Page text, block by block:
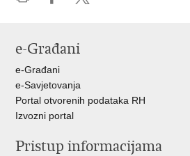
Facebooku
X-
e-Građani
e-Građani
e-Savjetovanja
Portal otvorenih podataka RH
Izvozni portal
Pristup informacijama